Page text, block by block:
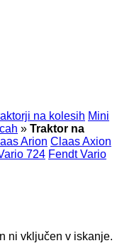
na kolesih Mini
» Traktor na
Arion Claas Axion
724 Fendt Vario
ni vključen v iskanje.